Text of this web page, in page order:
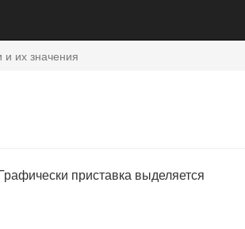
и их значения
приставка выделяется